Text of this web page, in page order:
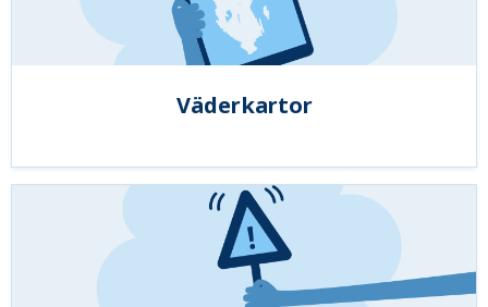
Väderkartor